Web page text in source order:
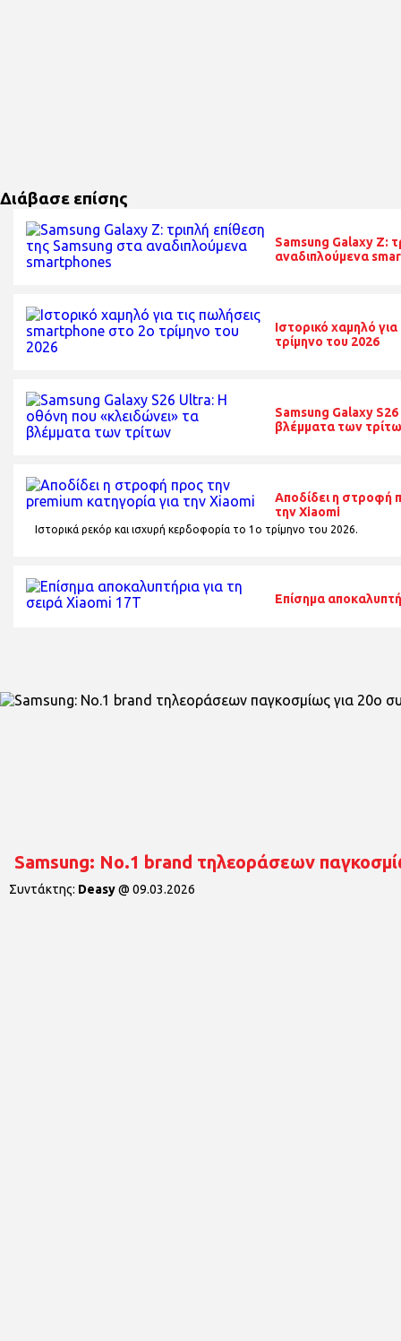
Διάβασε επίσης
Samsung Galaxy Z:
αναδιπλούμενα
Ιστορικό χαμηλό
τρίμηνο του 2026
Samsung Galaxy
βλέμματα των
Αποδίδει η στροφή
την Xiaomi
Ιστορικά ρεκόρ και ισχυρή κερδοφορία το 1o τρίμηνο του 2026.
Επίσημα
Samsung: Νο.1 brand τηλεοράσεων
Συντάκτης: Deasy@ 09.03.2026